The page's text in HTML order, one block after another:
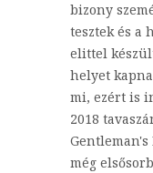
bizony
tesztek és a
elittel
helyet
mi, ezért is
2018
még